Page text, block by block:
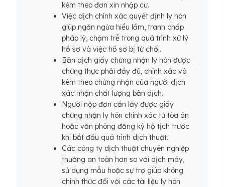
kèm theo đơn xin nhập cư.
Việc dịch chính xác quyết định ly hôn
giúp ngăn ngừa hiểu lầm, tranh chấp
pháp lý, chậm trễ trong quá trình xử lý
hồ sơ và việc hồ sơ bị từ chối.
Bản dịch giấy chứng nhận ly hôn được
chứng thực phải đầy đủ, chính xác và
kèm theo chứng nhận của người dịch
xác nhận chất lượng bản dịch.
Người nộp đơn cần lấy được giấy
chứng nhận ly hôn chính xác từ tòa án
hoặc văn phòng đăng ký hộ tịch trước
khi bắt đầu quá trình dịch thuật.
Các công ty dịch thuật chuyên nghiệp
thường an toàn hơn so với dịch máy,
sử dụng mẫu hoặc sự trợ giúp không
chính thức đối với các tài liệu ly hôn